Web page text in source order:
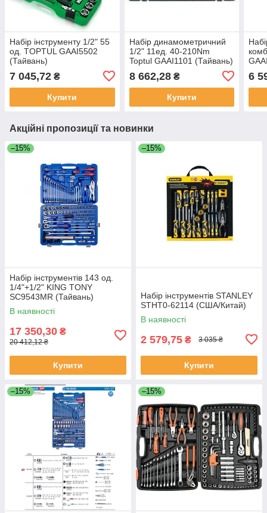
Набір інструменту 1/2" 55
од. TOPTUL GAAI5502
(Тайвань)
7 045,72 ₴
Купити
Набір динамометричний
1/2" 11ед. 40-210Nm
Toptul GAAI1101 (Тайвань)
8 662,28₴
Купити
6
Акційні пропозиції та новинки
–15%
Набір інструментів 143 од.
1/4"+1/2" KING TONY
SC9543MR (Тайвань)
В наявності
17 350,30 ₴
20 412,12 ₴
Купити
–15%
Набір інструментів STANLEY
STHT0-62114 (США/Китай)
В наявності
2 579,75 ₴ 3 035 ₴
Купити
–15% –15%